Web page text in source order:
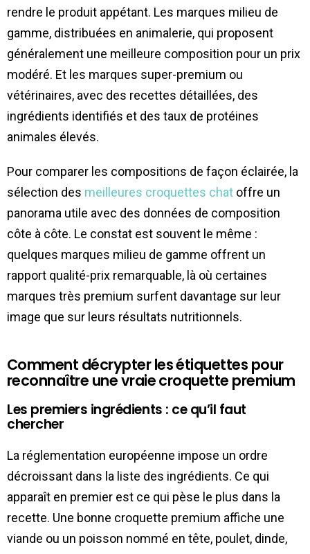
rendre le produit appétant. Les marques milieu de
gamme, distribuées en animalerie, qui proposent
généralement une meilleure composition pour un prix
modéré. Et les marques super-premium ou
vétérinaires, avec des recettes détaillées, des
ingrédients identifiés et des taux de protéines
animales élevés.
Pour comparer les compositions de façon éclairée, la
sélection des meilleures croquettes chat offre un
panorama utile avec des données de composition
côte à côte. Le constat est souvent le même :
quelques marques milieu de gamme offrent un
rapport qualité-prix remarquable, là où certaines
marques très premium surfent davantage sur leur
image que sur leurs résultats nutritionnels.
Comment décrypter les étiquettes pour
reconnaître une vraie croquette premium
Les premiers ingrédients : ce qu’il faut
chercher
La réglementation européenne impose un ordre
décroissant dans la liste des ingrédients. Ce qui
apparaît en premier est ce qui pèse le plus dans la
recette. Une bonne croquette premium affiche une
viande ou un poisson nommé en tête, poulet, dinde,